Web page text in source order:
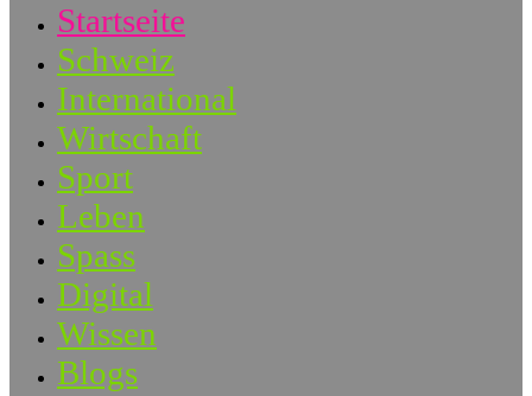
Startseite
Schweiz
International
Wirtschaft
Sport
Leben
Spass
Digital
Wissen
Blogs